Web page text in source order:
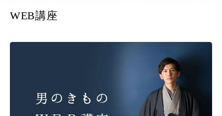
WEB講座